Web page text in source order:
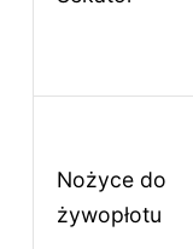
Nożyce do
żywopłotu